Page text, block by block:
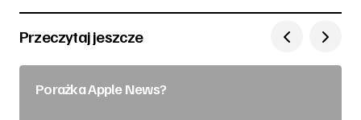
Przeczytaj jeszcze
Porażka Apple News?